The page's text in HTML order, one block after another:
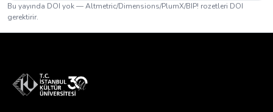
Bu yayında DOI yok — Altmetric/Dimensions/PlumX/BIP! rozetleri DOI
gerektirir.